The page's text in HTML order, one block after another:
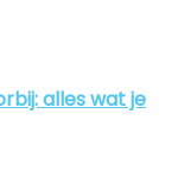
alles wat je